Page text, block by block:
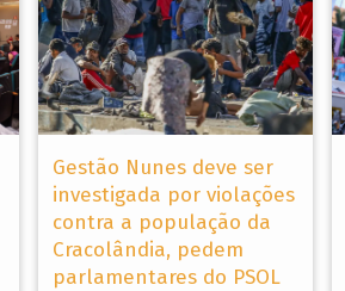
Gestão Nunes deve ser
investigada por violações
contra a população da
Cracolândia, pedem
parlamentares do PSOL